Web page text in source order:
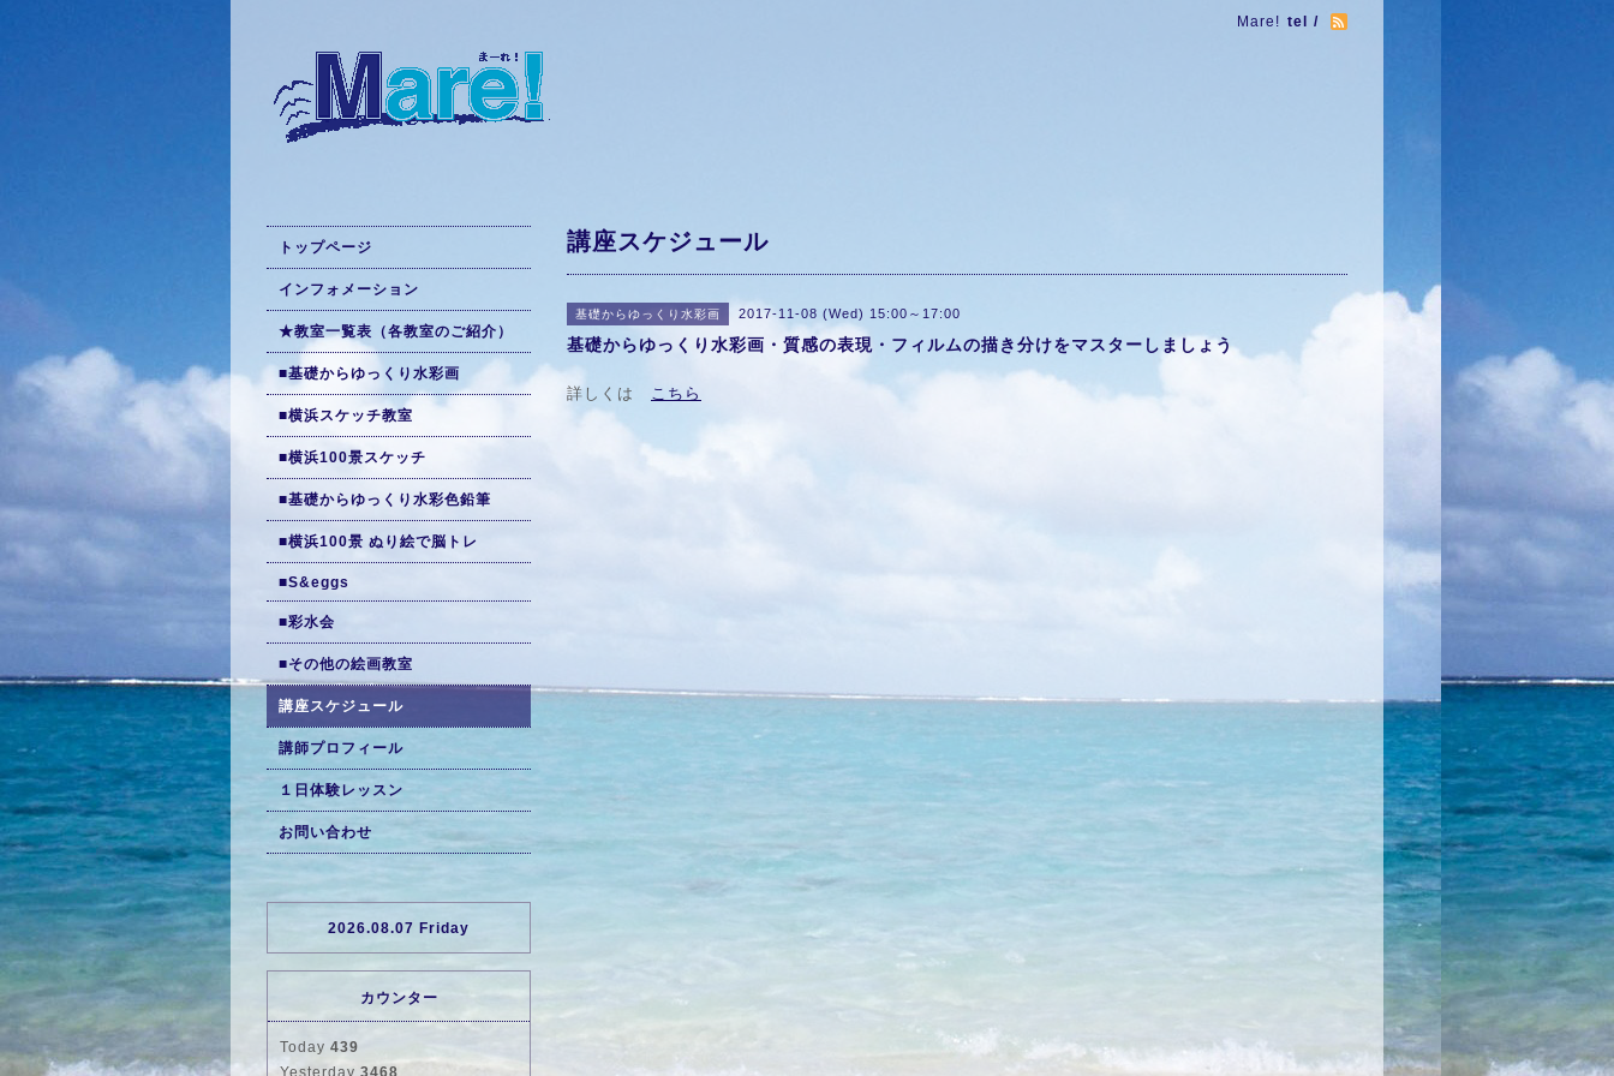
Mare! tel /
講座スケジュール
基礎からゆっくり水彩画 2017-11-08 (Wed) 15:00～17:00
基礎からゆっくり水彩画・質感の表現・フィルムの描き分けをマスターしましょう
詳しくは こちら
トップページ
インフォメーション
★教室一覧表（各教室のご紹介）
■基礎からゆっくり水彩画
■横浜スケッチ教室
■横浜100景スケッチ
■基礎からゆっくり水彩色鉛筆
■横浜100景 ぬり絵で脳トレ
■S&eggs
■彩水会
■その他の絵画教室
講座スケジュール
講師プロフィール
１日体験レッスン
お問い合わせ
2026.08.07 Friday
カウンター
Today 439
Yesterday 3468